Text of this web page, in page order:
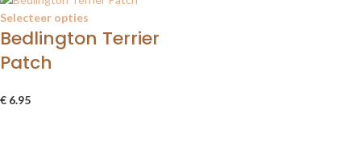
Selecteer opties
Bedlington Terrier
Patch
€ 6.95